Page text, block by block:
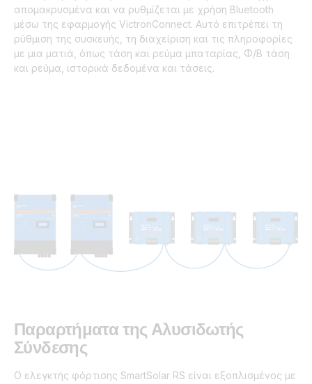
απομακρυσμένα και να ρυθμίζεται με χρήση Bluetooth
μέσω της εφαρμογής VictronConnect. Αυτό επιτρέπει τη
ρύθμιση της συσκευής, τη διαχείριση και τις πληροφορίες
με μια ματιά, όπως τάση και ρεύμα μπαταρίας, Φ/Β τάση
και ρεύμα, ιστορικά δεδομένα και τάσεις.
Παραρτήματα της Αλυσιδωτής
Σύνδεσης
Ο ελεγκτής φόρτισης SmartSolar RS είναι εξοπλισμένος με